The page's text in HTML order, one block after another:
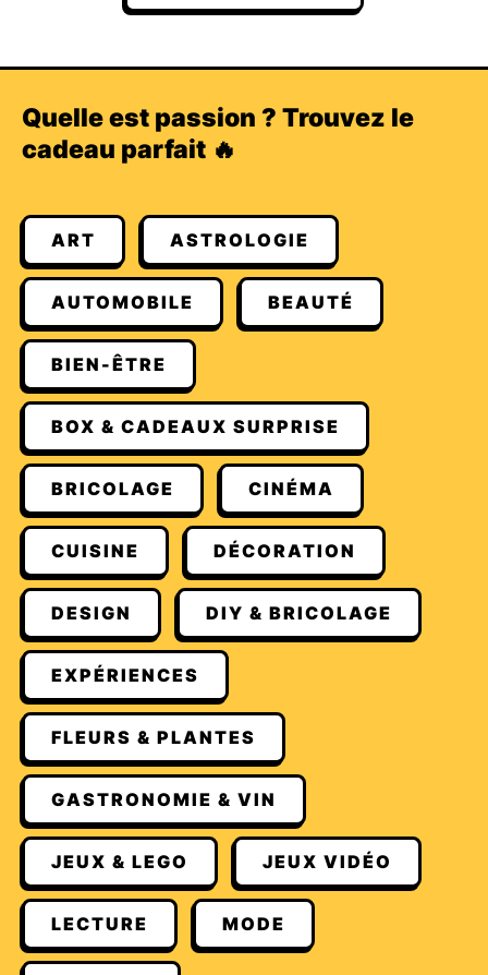
Quelle est passion ? Trouvez le
cadeau parfait 🔥
ART ASTROLOGIE
AUTOMOBILE BEAUTÉ
BIEN-ÊTRE
BOX & CADEAUX SURPRISE
BRICOLAGE CINÉMA
CUISINE DÉCORATION
DESIGN DIY & BRICOLAGE
EXPÉRIENCES
FLEURS & PLANTES
GASTRONOMIE & VIN
JEUX & LEGO JEUX VIDÉO
LECTURE MODE